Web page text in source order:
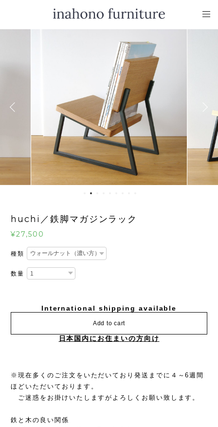
huchi／鉄脚マガジンラック
¥27,500
種類
数量
International shipping available
Add to cart
日本国内にお住まいの方向け
※現在多くのご注文をいただいており発送までに４～6週間
ほどいただいております。
ご迷惑をお掛けいたしますがよろしくお願い致します。
鉄と木の良い関係